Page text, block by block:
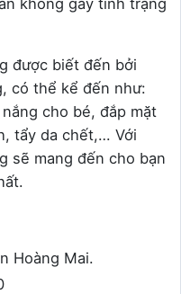
được biết đến bởi
có thể kể đến như:
cho bé, đắp mặt
tẩy da chết,… Với
sẽ mang đến cho bạn
Hoàng Mai.